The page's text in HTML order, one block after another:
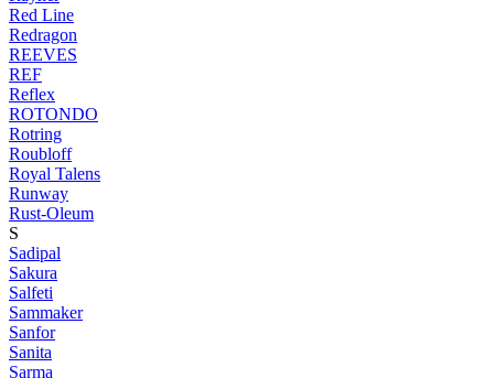
Red Line
Redragon
REEVES
REF
Reflex
ROTONDO
Rotring
Roubloff
Royal Talens
Runway
Rust-Oleum
S
Sadipal
Sakura
Salfeti
Sammaker
Sanfor
Sanita
Sarma